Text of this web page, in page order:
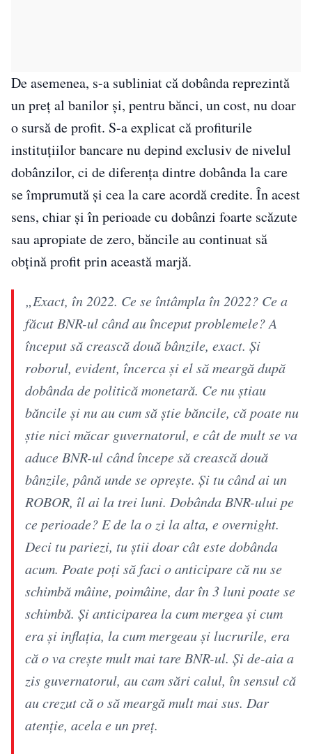
De asemenea, s-a subliniat că dobânda reprezintă
un preț al banilor și, pentru bănci, un cost, nu doar
o sursă de profit. S-a explicat că profiturile
instituțiilor bancare nu depind exclusiv de nivelul
dobânzilor, ci de diferența dintre dobânda la care
se împrumută și cea la care acordă credite. În acest
sens, chiar și în perioade cu dobânzi foarte scăzute
sau apropiate de zero, băncile au continuat să
obțină profit prin această marjă.
„Exact, în 2022. Ce se întâmpla în 2022? Ce a
făcut BNR-ul când au început problemele? A
început să crească două bânzile, exact. Și
roborul, evident, încerca și el să meargă după
dobânda de politică monetară. Ce nu știau
băncile și nu au cum să știe băncile, că poate nu
știe nici măcar guvernatorul, e cât de mult se va
aduce BNR-ul când începe să crească două
bânzile, până unde se oprește. Și tu când ai un
ROBOR, îl ai la trei luni. Dobânda BNR-ului pe
ce perioade? E de la o zi la alta, e overnight.
Deci tu pariezi, tu știi doar cât este dobânda
acum. Poate poți să faci o anticipare că nu se
schimbă mâine, poimâine, dar în 3 luni poate se
schimbă. Și anticiparea la cum mergea și cum
era și inflația, la cum mergeau și lucrurile, era
că o va crește mult mai tare BNR-ul. Și de-aia a
zis guvernatorul, au cam sări calul, în sensul că
au crezut că o să meargă mult mai sus. Dar
atenție, acela e un preț.